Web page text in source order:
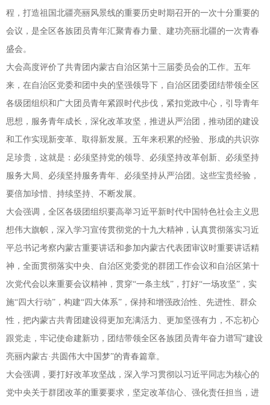
程，打造祖国北疆亮丽风景线的重要历史时期召开的一次十分重要的
会议，是全区各族团员青年汇聚青春力量、建功亮丽北疆的一次青春
盛会。
大会高度评价了共青团内蒙古自治区第十三届委员会的工作。五年
来，在自治区党委和团中央的坚强领导下，自治区团委团结带领全区
各级团组织和广大团员青年紧跟时代步伐，紧扣党政中心，引导青年
思想，服务青年成长，深化改革攻坚，推进从严治团，推动团的建设
和工作实现新变革、取得新发展。五年来积累的经验、形成的共识弥
足珍贵，这就是：必须坚持党的领导、必须坚持改革创新、必须坚持
服务大局、必须坚持服务青年、必须坚持从严治团。这些宝贵经验，
要倍加珍惜、持续坚持、不断发展。
大会强调，全区各级团组织要高举习近平新时代中国特色社会主义思
想伟大旗帜，深入学习宣传贯彻党的十九大精神，认真贯彻落实习近
平总书记考察内蒙古重要讲话和参加内蒙古代表团审议时重要讲话精
神，全面贯彻落实中央、自治区党委党的群团工作会议和自治区第十
次党代会以来重要会议精神，贯穿“一条主线”，打好“一场攻坚”，实
施“四大行动”，构建“四大体系”，保持和增强政治性、先进性、群众
性，把内蒙古共青团建设得更加充满活力、更加坚强有力，不忘初心
跟党走，牢记使命建新功，团结带领全区各族团员青年奋力谱写“建设
亮丽内蒙古·共圆伟大中国梦”的青春篇章。
大会强调，要打好改革攻坚战，深入学习贯彻以习近平同志为核心的
党中央关于群团改革的重要要求，坚定改革信心、强化责任担当，进